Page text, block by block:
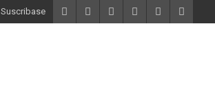
Suscribase